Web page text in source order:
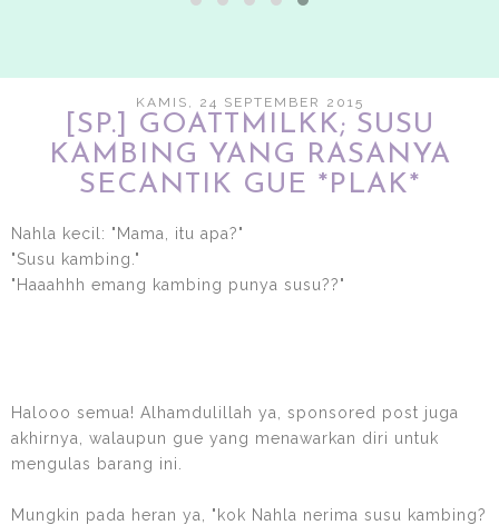
KAMIS, 24 SEPTEMBER 2015
[SP.] GOATTMILKK; SUSU
KAMBING YANG RASANYA
SECANTIK GUE *PLAK*
Nahla kecil: "Mama, itu apa?"
"Susu kambing."
"Haaahhh emang kambing punya susu??"
Halooo semua! Alhamdulillah ya, sponsored post juga
akhirnya, walaupun gue yang menawarkan diri untuk
mengulas barang ini.
Mungkin pada heran ya, "kok Nahla nerima susu kambing?